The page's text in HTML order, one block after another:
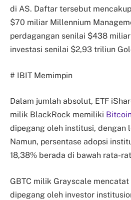
di AS. Daftar tersebut
$70 miliar Millennium
perdagangan senilai $438
investasi senilai $2,93 triliun
# IBIT Memimpin
Dalam jumlah absolut, ETF
milik BlackRock memiliki
dipegang oleh institusi, dengan
Namun, persentase adopsi
18,38% berada di bawah rata-
GBTC milik Grayscale
dipegang oleh investor